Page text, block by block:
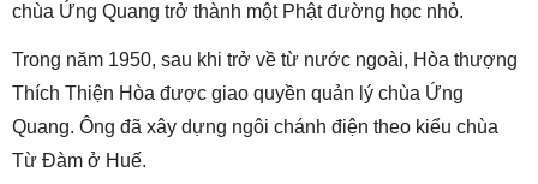
chùa Ứng Quang trở thành một Phật đường học nhỏ.
Trong năm 1950, sau khi trở về từ nước ngoài, Hòa thượng
Thích Thiện Hòa được giao quyền quản lý chùa Ứng
Quang. Ông đã xây dựng ngôi chánh điện theo kiểu chùa
Từ Đàm ở Huế.